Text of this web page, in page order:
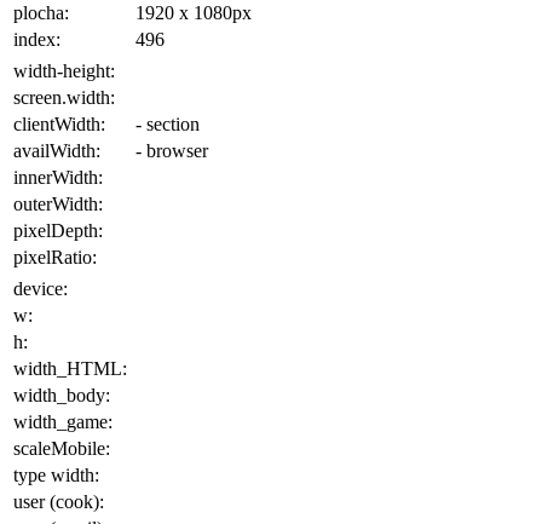
plocha: 1920 x 1080px
index:
496
width-height:
screen.width:
clientWidth:
- section
availWidth:
- browser
innerWidth:
outerWidth:
pixelDepth:
pixelRatio:
device:
w:
h:
width_HTML:
width_body:
width_game:
scaleMobile:
type width:
user (cook):